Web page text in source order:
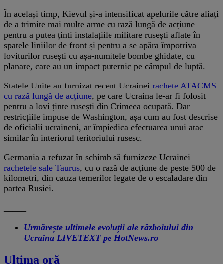
În același timp, Kievul și-a intensificat apelurile către aliați
de a trimite mai multe arme cu rază lungă de acțiune
pentru a putea ținti instalațiile militare rusești aflate în
spatele liniilor de front și pentru a se apăra împotriva
loviturilor rusești cu așa-numitele bombe ghidate, cu
planare, care au un impact puternic pe câmpul de luptă.
Statele Unite au furnizat recent Ucrainei rachete ATACMS
cu rază lungă de acțiune, pe care Ucraina le-ar fi folosit
pentru a lovi ținte rusești din Crimeea ocupată. Dar
restricțiile impuse de Washington, așa cum au fost descrise
de oficialii ucraineni, ar împiedica efectuarea unui atac
similar în interiorul teritoriului rusesc.
Germania a refuzat în schimb să furnizeze Ucrainei
rachetele sale Taurus, cu o rază de acțiune de peste 500 de
kilometri, din cauza temerilor legate de o escaladare din
partea Rusiei.
Urmărește ultimele evoluții ale războiului din
Ucraina LIVETEXT pe HotNews.ro
Ultima oră